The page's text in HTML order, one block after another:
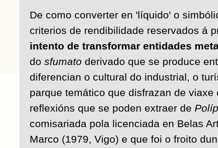
De como converter en 'líquido' o
criterios de rendibilidade reservados á
intento de transformar entidades
do sfumato derivado que se produce
diferencian o cultural do industrial, o
parque temático que disfrazan de
reflexións que se poden extraer de
comisariada pola licenciada en Belas
Marco (1979, Vigo) e que foi o froito